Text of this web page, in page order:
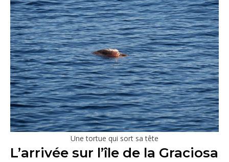
Une tortue qui sort sa tête
L’arrivée sur l’île de la Graciosa